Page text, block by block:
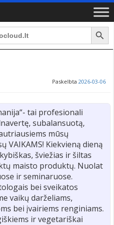
Search Button
Paskelbta 2026-03-06
tai profesionali
subalansuotą,
mūsų
VAIKAMS! Kiekvieną dieną
šviežias ir šiltas
maisto produktų. Nuolat
ir seminaruose.
bei sveikatos
vaikų darželiams,
bei įvairiems renginiams.
ir vegetariškai